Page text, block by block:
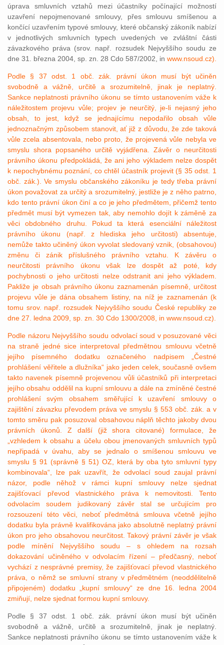
úprava smluvních vztahů mezi účastníky počínající možností
uzavření nepojmenované smlouvy, přes smlouvu smíšenou a
končící uzavřením typové smlouvy, které občanský zákoník nabízí
v jednotlivých smluvních typech uvedených ve zvláštní části
závazkového práva (srov. např. rozsudek Nejvyššího soudu ze
dne 31. března 2004, sp. zn. 28 Cdo 587/2002, in www.nsoud.cz).
Podle § 37 odst. 1 obč. zák. právní úkon musí být učiněn
svobodně a vážně, určitě a srozumitelně, jinak je neplatný.
Sankce neplatnosti právního úkonu se tímto ustanovením váže k
náležitostem projevu vůle; projev je neurčitý, je-li nejasný jeho
obsah, to jest, když se jednajícímu nepodařilo obsah vůle
jednoznačným způsobem stanovit, ať již z důvodu, že zde taková
vůle zcela absentovala, nebo proto, že projevená vůle nebyla ve
smyslu shora popsaného určitě vyjádřena. Závěr o neurčitosti
právního úkonu předpokládá, že ani jeho výkladem nelze dospět
k nepochybnému poznání, co chtěl účastník projevit (§ 35 odst. 1
obč. zák.). Ve smyslu občanského zákoníku je tedy třeba právní
úkon považovat za určitý a srozumitelný, jestliže je z něho patrno,
kdo tento právní úkon činí a co je jeho předmětem, přičemž tento
předmět musí být vymezen tak, aby nemohlo dojít k záměně za
věci obdobného druhu. Pokud ta která esenciální náležitost
právního úkonu (např. z hlediska jeho určitosti) absentuje,
nemůže takto učiněný úkon vyvolat sledovaný vznik, (obsahovou)
změnu či zánik příslušného právního vztahu. K závěru o
neurčitosti právního úkonu však lze dospět až poté, kdy
pochybnosti o jeho určitosti nelze odstranit ani jeho výkladem.
Pakliže je obsah právního úkonu zaznamenán písemně, určitost
projevu vůle je dána obsahem listiny, na níž je zaznamenán (k
tomu srov. např. rozsudek Nejvyššího soudu České republiky ze
dne 27. ledna 2009, sp. zn. 30 Cdo 1300/2008, in www.nsoud.cz).
Podle názoru Nejvyššího soudu odvolací soud v posuzované věci
na straně jedné sice interpretoval předmětnou smlouvu včetně
jejího písemného dodatku označeného nadpisem „Čestné
prohlášení věřitele a dlužníka“ jako jeden celek, současně ovšem
takto navenek písemně projevenou vůli účastníků při interpretaci
jejího obsahu oddělil na kupní smlouvu a dále na zmíněné čestné
prohlášení svým obsahem směřující k uzavření smlouvy o
zajištění závazku převodem práva ve smyslu § 553 obč. zák. a v
tomto směru pak posuzoval obsahovou náplň těchto jakoby dvou
právních úkonů. Z další (již shora citované) formulace, že
„vzhledem k obsahu a účelu obou jmenovaných smluvních typů
nepřipadá v úvahu, aby se jednalo o smíšenou smlouvu ve
smyslu § 91 (správně § 51) OZ, která by oba tyto smluvní typy
kombinovala“, lze pak uzavřít, že odvolací soud zaujal právní
názor, podle něhož v rámci kupní smlouvy nelze sjednat
zajišťovací převod vlastnického práva k nemovitosti. Tento
odvolacím soudem judikovaný závěr stal se určujícím pro
rozsouzení této věci, neboť předmětná smlouva včetně jejího
dodatku byla právně kvalifikována jako absolutně neplatný právní
úkon pro jeho obsahovou neurčitost. Takový právní závěr je však
podle mínění Nejvyššího soudu – s ohledem na rozsah
dokazování učiněného v odvolacím řízení – předčasný, neboť
vychází z nesprávné premisy, že zajišťovací převod vlastnického
práva, o němž se smluvní strany v předmětném (neoddělitelně
připojeném) dodatku „kupní smlouvy“ ze dne 16. ledna 2004
zmiňují, nelze sjednat formou kupní smlouvy.
Podle § 37 odst. 1 obč. zák. právní úkon musí být učiněn
svobodně a vážně, určitě a srozumitelně, jinak je neplatný.
Sankce neplatnosti právního úkonu se tímto ustanovením váže k